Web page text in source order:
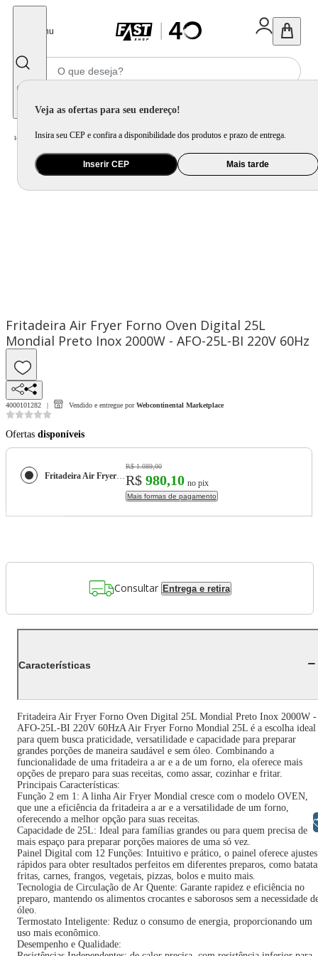
Menu
Veja as ofertas para seu endereço!
Insira seu CEP e confira a disponibilidade dos produtos e prazo de entrega.
Inserir CEP Mais tarde
Home Eletroportátil / Fritadeira Elétrica
Fritadeira Air Fryer Forno Oven Digital 25L
Mondial Preto Inox 2000W - AFO-25L-BI 220V 60Hz
4000101282 Vendido e entregue por Webcontinental Marketplace
Ofertas disponíveis
Fritadeira Air Fryer Forno Oven Digital 25L Mondial Preto Inox 2000W - AFO-25L-BI 220V 60Hz
R$ 1.089,00
R$ 980,10 no pix
Mais formas de pagamento
Consultar Entrega e retira
Características
Fritadeira Air Fryer Forno Oven Digital 25L Mondial Preto Inox 2000W -
AFO-25L-BI 220V 60HzA Air Fryer Forno Mondial 25L é a escolha ideal
para quem busca praticidade, versatilidade e capacidade para preparar
grandes porções de maneira saudável e sem óleo. Combinando a
funcionalidade de uma fritadeira a ar e a de um forno, ela oferece mais
opções de preparo para suas receitas, como assar, cozinhar e fritar.
Principais Características:
Função 2 em 1: A linha Air Fryer Mondial cresce com o modelo OVEN,
que une a eficiência da fritadeira a ar e a versatilidade de um forno,
oferecendo a melhor opção para suas receitas.
Capacidade de 25L: Ideal para famílias grandes ou para quem precisa de
mais espaço para preparar porções maiores de uma só vez.
Painel Digital com 12 Funções: Intuitivo e prático, o painel oferece ajustes
rápidos para obter resultados perfeitos em diferentes preparos, como
fritas, carnes, frangos, vegetais, pizzas, bolos e muito mais.
Tecnologia de Circulação de Ar Quente: Garante rapidez e eficiência no
preparo, mantendo os alimentos crocantes e saborosos sem a necessidade
óleo.
Termostato Inteligente: Reduz o consumo de energia, proporcionando um
uso mais econômico.
Desempenho e Qualidade: